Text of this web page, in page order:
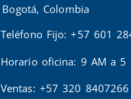
Bogotá, Colombia
Teléfono Fijo: +57 601
Horario oficina: 9 AM a 5
Ventas: +57 320 8407266